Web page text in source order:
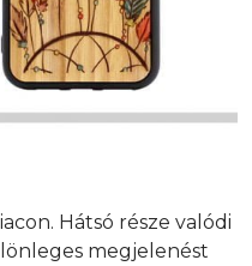
Hátsó része valódi
megjelenést